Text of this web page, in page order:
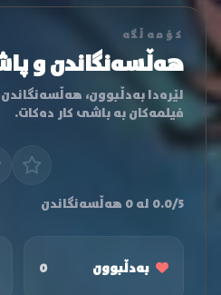
کۆمەڵگە
هەڵسەنگاندن و
لێرەدا بەدڵبوون،
فیلمەکان بە باشی کار دەکات.
0.0/5 لە 0 هەڵسەنگاندن
بەدڵبوون 0